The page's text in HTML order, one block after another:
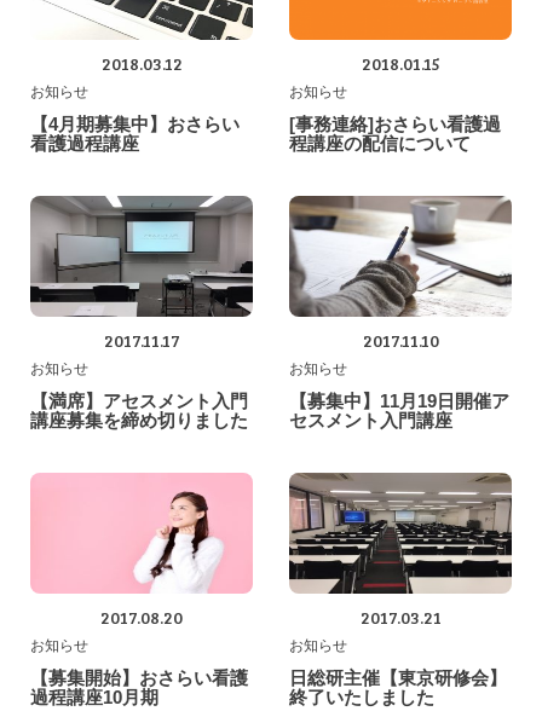
2018.03.12
お知らせ
【4月期募集中】おさらい
看護過程講座
2018.01.15
お知らせ
[事務連絡]おさらい看護過
程講座の配信について
2017.11.17
お知らせ
【満席】アセスメント入門
講座募集を締め切りました
2017.11.10
お知らせ
【募集中】11月19日開催ア
セスメント入門講座
2017.08.20
お知らせ
【募集開始】おさらい看護
過程講座10月期
2017.03.21
お知らせ
日総研主催【東京研修会】
終了いたしました